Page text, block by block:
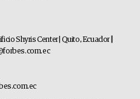
Shyris Center | Quito, Ecuador